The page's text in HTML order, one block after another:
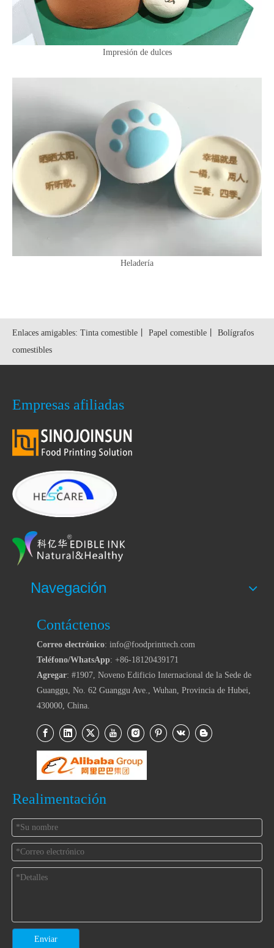
Impresión de dulces
Heladería
Enlaces amigables: Tinta comestible Papel comestible
Bolígrafos
comestibles
Empresas afiliadas
Navegación
Contáctenos
Correo electrónico: info@foodprinttech.com
Teléfono/WhatsApp: +86-18120439171
Agregar: #1907, Noveno Edificio Internacional de la Sede de
Guanggu, No. 62 Guanggu Ave., Wuhan, Provincia de Hubei,
430000, China.
Realimentación
Enviar